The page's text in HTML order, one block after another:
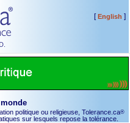
[English ]
politique ou religieuse, Tolerance.ca®
sur lesquels repose la tolérance.